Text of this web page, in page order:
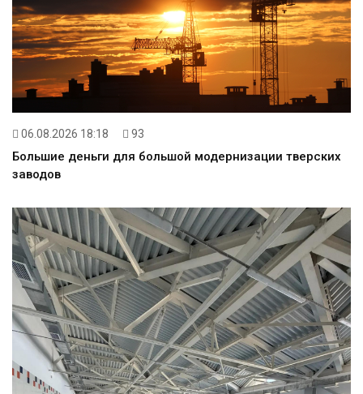
06.08.2026 18:18 93
Большие деньги для большой модернизации тверских
заводов